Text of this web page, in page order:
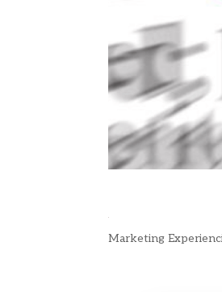
Marketing